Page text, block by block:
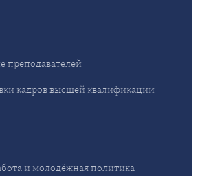
преподавателей
кадров высшей квалификации
и молодёжная политика